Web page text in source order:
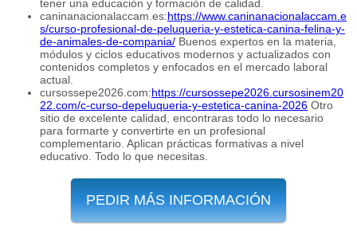
tener una educación y formación de calidad.
caninanacionalaccam.es:https://www.caninanacionalaccam.e
s/curso-profesional-de-peluqueria-y-estetica-canina-felina-y-
de-animales-de-compania/ Buenos expertos en la materia,
módulos y ciclos educativos modernos y actualizados con
contenidos completos y enfocados en el mercado laboral
actual.
cursossepe2026.com:https://cursossepe2026.cursosinem20
22.com/c-curso-depeluqueria-y-estetica-canina-2026 Otro
sitio de excelente calidad, encontraras todo lo necesario
para formarte y convertirte en un profesional
complementario. Aplican prácticas formativas a nivel
educativo. Todo lo que necesitas.
PEDIR MÁS INFORMACIÓN